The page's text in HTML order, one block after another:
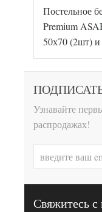
Артикул
Ткань
Размер
пододеяльника
Размер
наволочек
Постельное
Premium
50х70 (2шт)
Узнавайте
распродажах!
Свяжитесь